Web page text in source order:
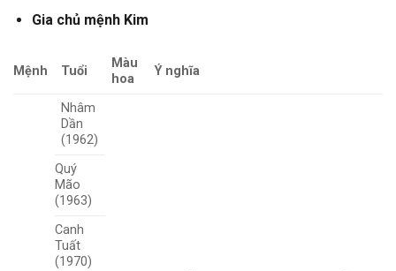
Gia chủ mệnh Kim
Mệnh Tuổi
Màu
hoa
Ý nghĩa
Nhâm
Dần
(1962)
Quý
Mão
(1963)
Canh
Tuất
(1970)